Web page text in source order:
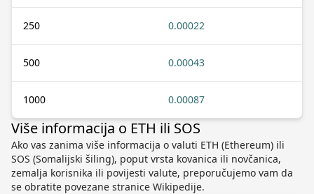
250 0.00022
500 0.00043
1000 0.00087
Više informacija o ETH ili SOS
Ako vas zanima više informacija o valuti ETH (Ethereum) ili
SOS (Somalijski šiling), poput vrsta kovanica ili novčanica,
zemalja korisnika ili povijesti valute, preporučujemo vam da
se obratite povezane stranice Wikipedije.